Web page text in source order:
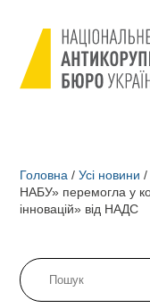
Головна / Усі новини /
НАБУ» перемогла у
інновацій» від НАДС